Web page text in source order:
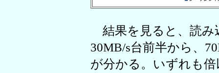
結果を見ると、読み
30MB/s台前半から、
が分かる。いずれも